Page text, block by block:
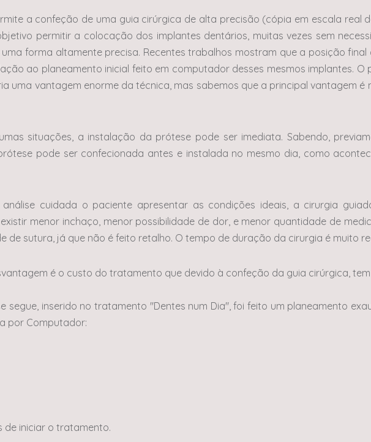
a confeção de uma guia cirúrgica de alta precisão (cópia em escala real
permitir a colocação dos implantes dentários, muitas vezes sem
uma forma altamente precisa. Recentes trabalhos mostram que a posição
ao planeamento inicial feito em computador desses mesmos implantes.
uma vantagem enorme da técnica, mas sabemos que a principal vantagem
situações, a instalação da prótese pode ser imediata. Sabendo,
pode ser confecionada antes e instalada no mesmo dia, como
cuidada o paciente apresentar as condições ideais, a cirurgia
menor inchaço, menor possibilidade de dor, e menor quantidade de
de sutura, já que não é feito retalho. O tempo de duração da cirurgia é muito
é o custo do tratamento que devido à confeção da guia cirúrgica,
segue, inserido no tratamento "Dentes num Dia", foi feito um planeamento
por Computador:
de iniciar o tratamento.